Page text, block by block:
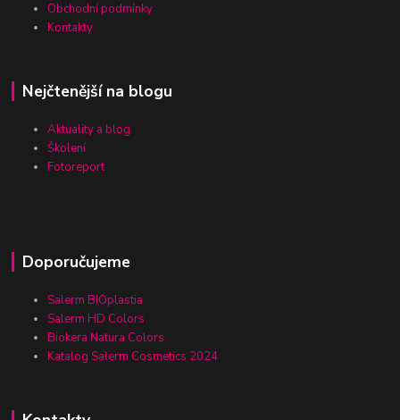
Obchodní podmínky
Kontakty
Nejčtenější na blogu
Aktuality a blog
Školení
Fotoreport
Doporučujeme
Salerm BIOplastia
Salerm HD Colors
Biokera Natura Colors
Katalog Salerm Cosmetics 2024